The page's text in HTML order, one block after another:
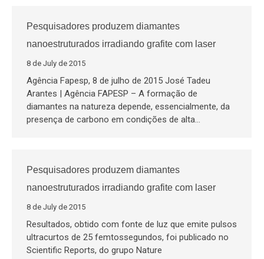
Pesquisadores produzem diamantes
nanoestruturados irradiando grafite com laser
8 de July de 2015
Agência Fapesp, 8 de julho de 2015 José Tadeu
Arantes | Agência FAPESP – A formação de
diamantes na natureza depende, essencialmente, da
presença de carbono em condições de alta…
Pesquisadores produzem diamantes
nanoestruturados irradiando grafite com laser
8 de July de 2015
Resultados, obtido com fonte de luz que emite pulsos
ultracurtos de 25 femtossegundos, foi publicado no
Scientific Reports, do grupo Nature